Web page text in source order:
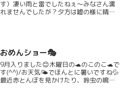
す）凄い雨と雷でしたねぇ〜みなさん濡
れませんでしたが？夕方は嘘の様に晴れ
おめんショー🎭️
9月入りました😊木曜日の🐢のこのこ🐢で
す(^^)/お天気🌤️でほんとに暑いですね💦
最近赤とんぼを見かけたり、鈴虫の鳴き